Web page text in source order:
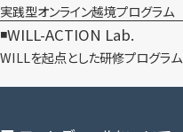
実践型オンライン​越境プログラム
WILL-ACTION Lab.
WILLを​起点とした​研修プログラム